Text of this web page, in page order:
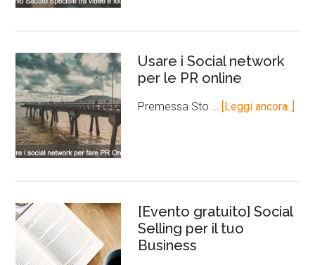
Usare i Social network
per le PR online
Premessa Sto … [Leggi ancora..]
[Evento gratuito] Social
Selling per il tuo
Business